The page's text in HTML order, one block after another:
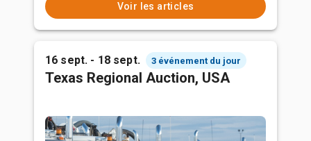
Voir les articles
16 sept. - 18 sept. 3 événement du jour
Texas Regional Auction, USA